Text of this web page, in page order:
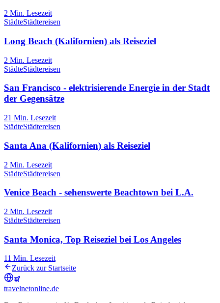
2 Min. Lesezeit
StädteStädtereisen
Long Beach (Kalifornien) als Reiseziel
2 Min. Lesezeit
StädteStädtereisen
San Francisco - elektrisierende Energie in der Stadt
der Gegensätze
21 Min. Lesezeit
StädteStädtereisen
Santa Ana (Kalifornien) als Reiseziel
2 Min. Lesezeit
StädteStädtereisen
Venice Beach - sehenswerte Beachtown bei L.A.
2 Min. Lesezeit
StädteStädtereisen
Santa Monica, Top Reiseziel bei Los Angeles
11 Min. Lesezeit
Zurück zur Startseite
travelnetonline.de